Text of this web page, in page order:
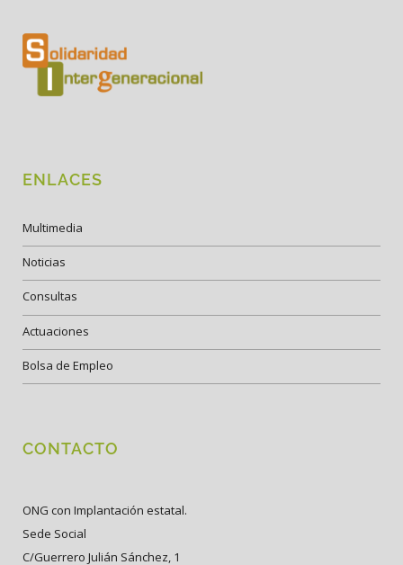
ENLACES
Multimedia
Noticias
Consultas
Actuaciones
Bolsa de Empleo
CONTACTO
ONG con Implantación estatal.
Sede Social
C/Guerrero Julián Sánchez, 1